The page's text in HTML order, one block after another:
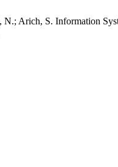
Arich, S. Information